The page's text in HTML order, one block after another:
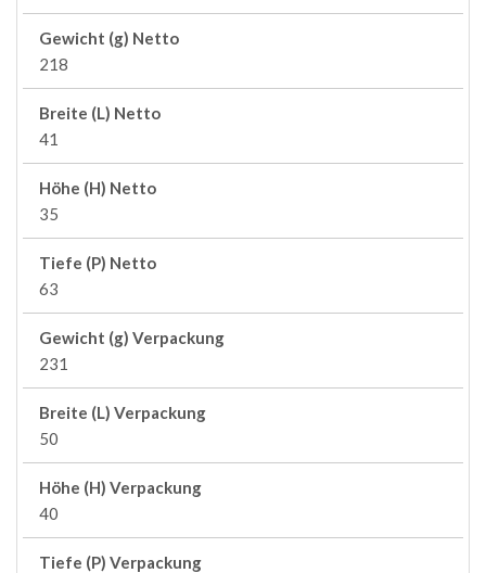
Gewicht (g) Netto
218
Breite (L) Netto
41
Höhe (H) Netto
35
Tiefe (P) Netto
63
Gewicht (g) Verpackung
231
Breite (L) Verpackung
50
Höhe (H) Verpackung
40
Tiefe (P) Verpackung